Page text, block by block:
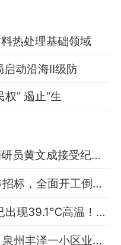
热处理基础领域
动沿海Ⅱ级防
” 遏止“生
泉州市政府办公室原一级调研员黄文成接受纪律审查和监察调查
R1线建设提速！厦漳泉同步招标，全面开工倒计时！
6号台风“蔷薇”生成！泉州已出现39.1℃高温！天气即将反转
侵占小区公共收益65.5万！泉州丰泽一小区业委会成员被判4年